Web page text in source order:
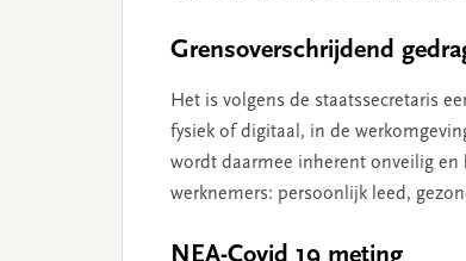
Grensoverschrijdend
Het is volgens de staatssecretaris
fysiek of digitaal, in de
wordt daarmee inherent onveilig en
werknemers: persoonlijk leed,